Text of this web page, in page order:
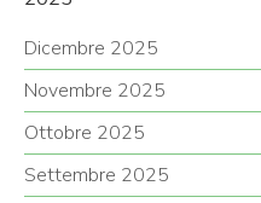
Dicembre 2025
Novembre 2025
Ottobre 2025
Settembre 2025